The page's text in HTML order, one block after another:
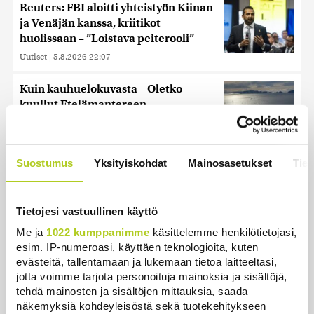
Suostumus Yksityiskohdat Mainosasetukset
Tietojesi vastuullinen käyttö
Me ja 1022 kumppanimme käsittelemme henkilötietojasi,
esim. IP-numeroasi, käyttäen teknologioita, kuten
evästeitä, tallentamaan ja lukemaan tietoa laitteeltasi,
jotta voimme tarjota personoituja mainoksia ja sisältöjä,
tehdä mainosten ja sisältöjen mittauksia, saada
näkemyksiä kohdeyleisöstä sekä tuotekehitykseen
Reuters: FBI aloitti yhteistyön Kiinan
ja Venäjän kanssa, kriitikot
huolissaan – ”Loistava peiterooli”
Uutiset | 5.8.2026 22:07
Kuin kauhuelokuvasta – Oletko
kuullut Etelämantereen
Ruotsin kuningas vihkii kalatien
käyttöön Ylitorniolla
Keskustan Siika-aho kertoo, mikä
hänestä on Ylen gallupin todellinen
uutinen – ”Kokoomus maksaa siitä
hintaa”
Uutiset | 6.8.2026 11:56